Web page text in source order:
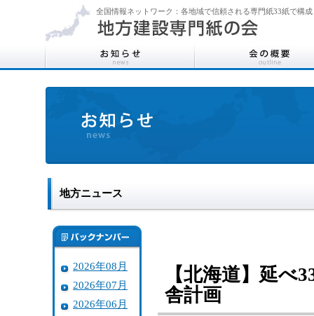
全国情報ネットワーク：各地域で信頼される専門紙33紙で構成
地方ニュース
2026年08月
2026年07月
2026年06月
【北海道】延
舎計画